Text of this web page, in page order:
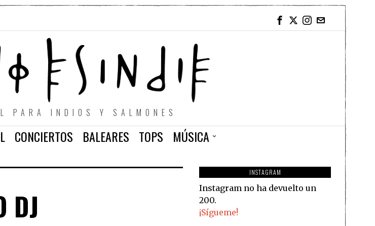
PARA INDIOS Y SALMONES
CONCIERTOS BALEARES TOPS
MÚSICA
DJ
INSTAGRAM
Instagram no ha devuelto un
200.
¡Sígueme!